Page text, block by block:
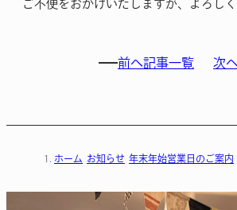
ご不便をおかけいたしますが、よろし
前へ記事一覧 次
ホーム お知らせ 年末年始営業日のご案内